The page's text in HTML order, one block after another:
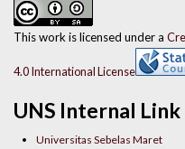
UNS Internal Link
Universitas Sebelas Maret
This work is licensed under a
4.0 International License